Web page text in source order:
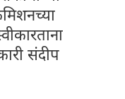
संदीप